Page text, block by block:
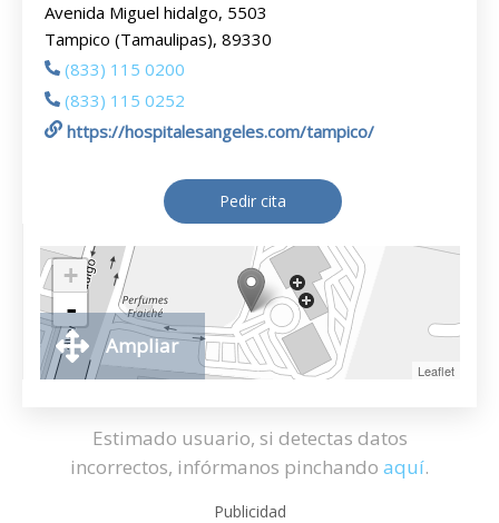
Avenida Miguel hidalgo, 5503
Tampico (Tamaulipas), 89330
(833) 115 0200
(833) 115 0252
https://hospitalesangeles.com/tampico/
Pedir cita
+
-
Leaflet
Ampliar
Estimado usuario, si detectas datos
incorrectos, infórmanos pinchando aquí.
Publicidad